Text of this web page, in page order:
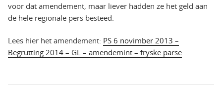
voor dat amendement, maar liever hadden ze het geld aan
de hele regionale pers besteed.
Lees hier het amendement: PS 6 novimber 2013 –
Begrutting 2014 – GL – amendemint – fryske parse